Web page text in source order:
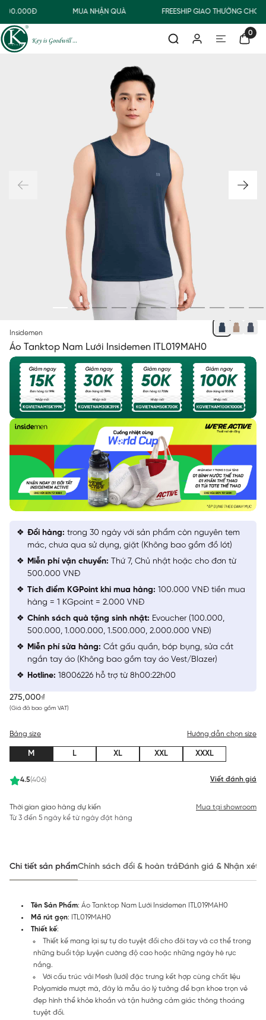
500.000Đ MUA NHẬN QUÀ FREESHIP GIAO THƯỜNG
0
Insidemen
Áo Tanktop Nam Lưới Insidemen ITL019MAH0
275,000₫
(Giá đã bao gồm VAT)
4.5(406) Viết đánh giá
XANH TÍM THAN 15 MESH
Bảng size Hướng dẫn chọn size
M L XL XXL XXXL
Thời gian giao hàng dự kiến
Từ 3 đến 5 ngày kể từ ngày đặt hàng
Mua tại showroom
Đổi hàng: trong 30 ngày với sản phẩm còn nguyên tem
mác, chưa qua sử dụng, giặt (Không bao gồm đồ lót)
Miễn phí vận chuyển: Thứ 7, Chủ nhật hoặc cho đơn từ
500.000 VNĐ
Tích điểm KGPoint khi mua hàng: 100.000 VNĐ tiền mua
hàng = 1 KGpoint = 2.000 VNĐ
Chính sách quà tặng sinh nhật: Evoucher (100.000,
500.000, 1.000.000, 1.500.000, 2.000.000 VNĐ)
Miễn phí sửa hàng: Cắt gấu quần, bóp bụng, sửa cắt
ngắn tay áo (Không bao gồm tay áo Vest/Blazer)
Hotline: 18006226 hỗ trợ từ 8h00:22h00
Chi tiết sản phẩmChính sách đổi & hoàn trảĐánh giá & Nhận xét
Tên Sản Phẩm: Áo Tanktop Nam Lưới Insidemen ITL019MAH0
Mã rút gọn: ITL019MAH0
Thiết kế:
Thiết kế mang lại sự tự do tuyệt đối cho đôi tay và cơ thể trong
những buổi tập luyện cường độ cao hoặc những ngày hè rực
nắng.
Với cấu trúc vải Mesh (lưới) đặc trưng kết hợp cùng chất liệu
Polyamide mượt mà, đây là mẫu áo lý tưởng để bạn khoe trọn vẻ
đẹp hình thể khỏe khoắn và tận hưởng cảm giác thông thoáng
tuyệt đối.